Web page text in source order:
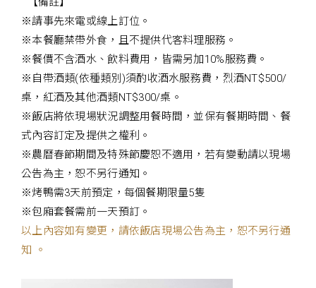
※請事先來電或線上訂位。
※本餐廳禁帶外食，且不提供代客料理服務。
※餐價不含酒水、飲料費用，皆需另加10%服務費。
※自帶酒類(依種類別)須酌收酒水服務費，烈酒NT$500/
桌，紅酒及其他酒類NT$300/桌。
※飯店將依現場狀況調整用餐時間，並保有餐期時間、餐
式內容訂定及提供之權利。
※農曆春節期間及特殊節慶恕不適用，若有變動請以現場
公告為主，恕不另行通知。
※烤鴨需3天前預定，每個餐期限量5隻
※包廂套餐需前一天預訂。
以上內容如有變更，請依飯店現場公告為主，恕不另行通
知 。